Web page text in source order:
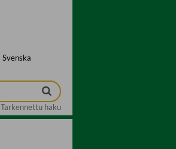
Svenska
Tarkennettu haku